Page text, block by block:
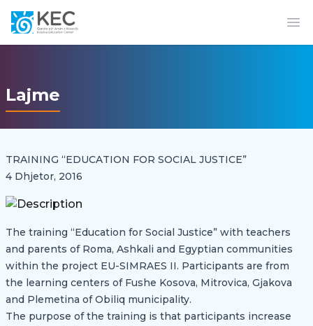
Lajme
TRAINING “EDUCATION FOR SOCIAL JUSTICE”
4 Dhjetor, 2016
The training “Education for Social Justice” with teachers
and parents of Roma, Ashkali and Egyptian communities
within the project EU-SIMRAES II. Participants are from
the learning centers of Fushe Kosova, Mitrovica, Gjakova
and Plemetina of Obiliq municipality.
The purpose of the training is that participants increase